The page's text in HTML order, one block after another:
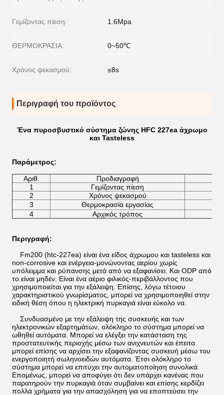
Γεμίζοντας πίεση: 1.6Mpa
ΘΕΡΜΟΚΡΑΣΙΑ: 0~50℃
Χρόνος ψεκασμού: ≤8s
Περιγραφή του προϊόντος
Ένα πυροσβυστικό σύστημα ζώνης HFC 227ea άχρωμο
και Tasteless
Παράμετρος:
Αριθ.
Προδιαγραφή
1
Γεμίζοντας πίεση
2
Χρόνος ψεκασμού
3
Θερμοκρασία εργασίας
4
Αρχικός τρόπος
Περιγραφή:
Fm200 (htc-227ea) είναι ένα είδος άχρωμου και tasteless και
non-corrosive και ενέργεια-μονώνοντας αερίου χωρίς
υπόλειμμα και ρύπανσης μετά από να εξαφανίσει. Και ODP από
το είναι μηδέν. Είναι ένα αέριο φιλικός-περιβάλλοντος που
χρησιμοποιείται για την εξάλειψη. Επίσης, λόγω τέτοιου
χαρακτηριστικού γνωρίσματος, μπορεί να χρησιμοποιηθεί στην
ειδική θέση όπου η ηλεκτρική πυρκαγιά είναι εύκολο να.
Συνδυασμένο με την εξάλειψη της συσκευής και των
ηλεκτρονικών εξαρτημάτων, ολόκληρο το σύστημα μπορεί να
ωθηθεί αυτόματα. Μπορεί να ελέγξει την κατάσταση της
προστατευτικής περιοχής μέσω των ανιχνευτών και έπειτα
μπορεί επίσης να αρχίσει την εξαφανίζοντας συσκευή μέσω του
ενεργοποιητή σωληνοειδών αυτόματα. Έτσι ολόκληρο το
σύστημα μπορεί να επιτύχει την αυτοματοποίηση συνολικά.
Επομένως, μπορεί να αποφύγει ότι δεν υπάρχει κανένας που
παρατηρούν την πυρκαγιά όταν συμβαίνει και επίσης κερδίζει
πολλά χρήματα για την απασχόληση για να εποπτεύσει την